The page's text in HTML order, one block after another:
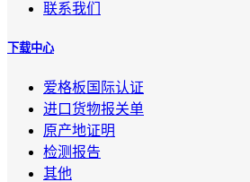
联系我们
下载中心
爱格板国际认证
进口货物报关单
原产地证明
检测报告
其他